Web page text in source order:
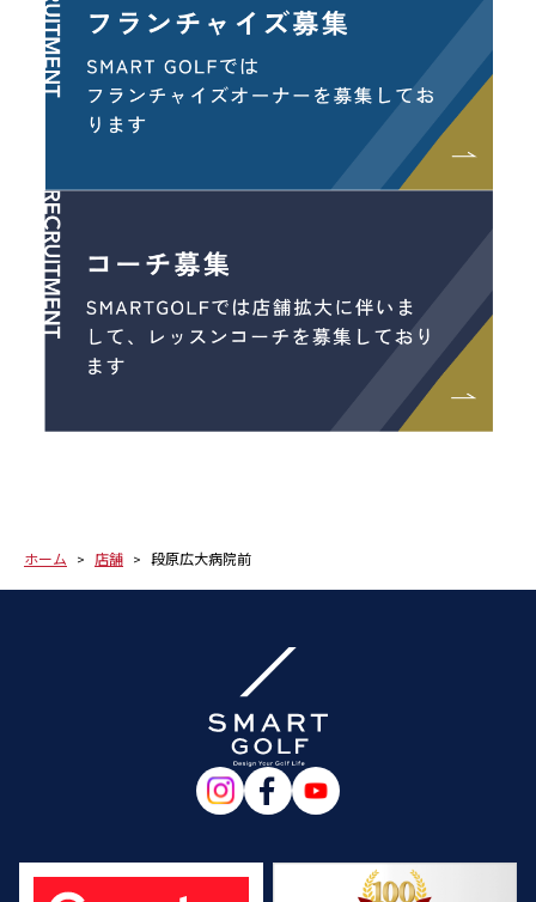
ホーム 店舗 段原広大病院前